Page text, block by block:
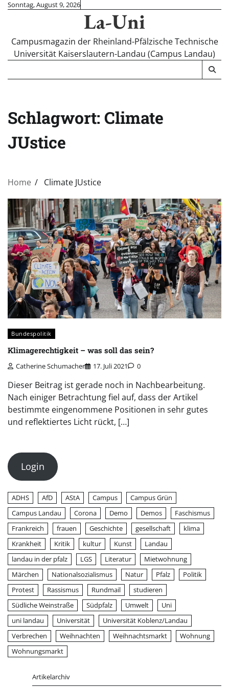
SkipSonntag, August 9, 2026
La-Uni
Campusmagazin der Rheinland-Pfälzische Technische
Universität Kaiserslautern-Landau (Campus Landau)
Schlagwort: Climate
JUstice
Home Climate JUstice
Bundespolitik
Klimagerechtigkeit – was soll das sein?
Catherine Schumacher 17. Juli 2021 0
Dieser Beitrag ist gerade noch in Nachbearbeitung.
Nach einiger Betrachtung fiel auf, dass der Artikel
bestimmte eingenommene Positionen in sehr gutes
und reflektiertes Licht rückt, […]
Login
ADHS AfD AStA Campus
Campus Grün
Campus Landau
Corona Demo Demos
Faschismus
Frankreich
frauen Geschichte gesellschaft
klima
Krankheit
Kritik kultur Kunst
Landau
landau in der pfalz
LGS Literatur
Mietwohnung
Märchen
Nationalsozialismus Natur Pfalz
Politik
Protest
Rassismus Rundmail
studieren
Südliche Weinstraße
Südpfalz Umwelt
Uni
uni landau
Universität
Universität Koblenz/Landau
Verbrechen
Weihnachten Weihnachtsmarkt
Wohnung
Wohnungsmarkt
Artikelarchiv